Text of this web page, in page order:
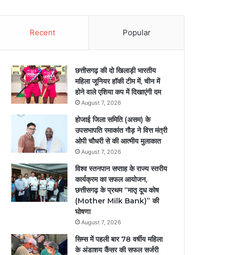
Recent Popular
छत्तीसगढ़ की दो खिलाड़ी भारतीय
महिला जूनियर हॉकी टीम में, चीन में
होने वाले एशिया कप में दिखाएंगी दम
August 7, 2026
होजाई जिला समिति (असम) के
उपसभापति रमाकांत गौड़ ने वित्त मंत्री
ओपी चौधरी से की आत्मीय मुलाकात
August 7, 2026
विश्व स्तनपान सप्ताह के राज्य स्तरीय
कार्यक्रम का सफल आयोजन,
छत्तीसगढ़ के प्रथम “मातृ दूध कोष
(Mother Milk Bank)” की
घोषणा
August 7, 2026
सिम्स में पहली बार 78 वर्षीय महिला
के अंडाशय कैंसर की सफल सर्जरी